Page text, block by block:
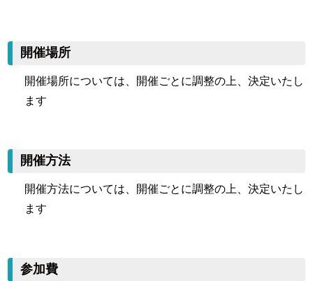
開催場所
開催場所については、開催ごとに調整の上、決定いたし
ます
開催方法
開催方法については、開催ごとに調整の上、決定いたし
ます
参加費